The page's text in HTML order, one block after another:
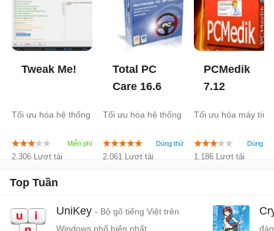
Tweak Me!
Tối ưu hóa hệ thống
2.306 Lượt tải
Total PC
Care 16.6
Tối ưu hóa hệ thống
2.061 Lượt tải
PCMedik
7.12
Tối ưu hóa máy tính
1.186 Lượt tải
Top Tuần
UniKey - Bộ gõ tiếng Việt trên
Windows phổ biến nhất